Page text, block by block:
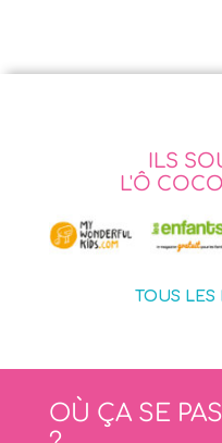
ILS
L'Ô
TOUS LES
OÙ ÇA SE